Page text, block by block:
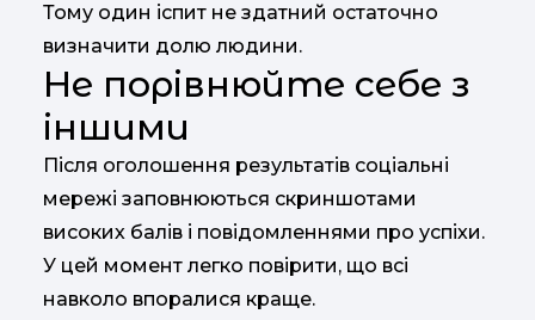
Тому один іспит не здатний остаточно
визначити долю людини.
Не порівнюйте себе з
іншими
Після оголошення результатів соціальні
мережі заповнюються скриншотами
високих балів і повідомленнями про успіхи.
У цей момент легко повірити, що всі
навколо впоралися краще.